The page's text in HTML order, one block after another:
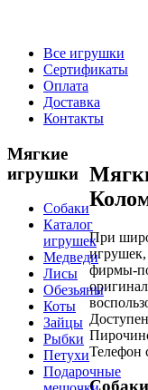
Все игрушки
Сертификаты
Оплата
Доставка
Контакты
При
фирмы-
Телефон
Собаки
Мягкие
игрушки
Собаки
Каталог
игрушек
Медведи
Лисы
Обезьяны
Коты
Зайцы
Рыбки
Петухи
Подарочные